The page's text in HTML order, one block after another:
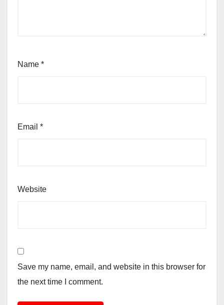
Name *
Email *
Website
Save my name, email, and website in this browser for
the next time I comment.